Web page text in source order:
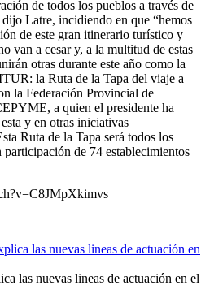
de todos los pueblos a través de
Latre, incidiendo en que “hemos
de este gran itinerario turístico y
van a cesar y, a la multitud de estas
otras durante este año como la
la Ruta de la Tapa del viaje a
la Federación Provincial de
a quien el presidente ha
y en otras iniciativas
Ruta de la Tapa será todos los
participación de 74 establecimientos
las nuevas lineas de actuación en el